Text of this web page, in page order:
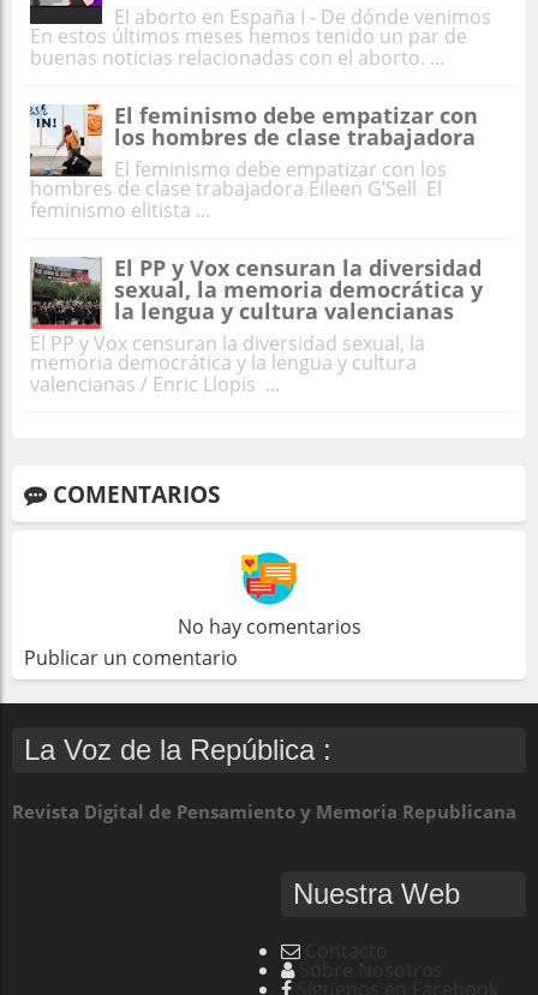
El aborto en España I - De dónde venimos
En estos últimos meses hemos tenido un par de
buenas noticias relacionadas con el aborto. ...
El feminismo debe empatizar con
los hombres de clase trabajadora
El feminismo debe empatizar con los
hombres de clase trabajadora Eileen G’Sell El
feminismo elitista ...
El PP y Vox censuran la diversidad
sexual, la memoria democrática y
la lengua y cultura valencianas
El PP y Vox censuran la diversidad sexual, la
memoria democrática y la lengua y cultura
valencianas / Enric Llopis ...
COMENTARIOS
No hay comentarios
Publicar un comentario
La Voz de la República :
Revista Digital de Pensamiento y Memoria Republicana
Nuestra Web